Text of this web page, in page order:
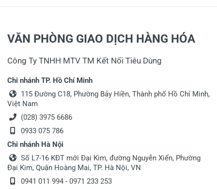
VĂN PHÒNG GIAO DỊCH HÀNG HÓA
Công Ty TNHH MTV TM Kết Nối Tiêu Dùng
Chi nhánh TP. Hồ Chí Minh
115 Đường C18, Phường Bảy Hiền, Thành phố Hồ Chí Minh,
Việt Nam
(028) 3975 6686
0933 075 786
Chi nhánh Hà Nội
Số L7-16 KĐT mới Đại Kim, đường Nguyễn Xiển, Phường
Đại Kim, Quận Hoàng Mai, TP. Hà Nội, VN
0941 011 994 - 0971 233 253